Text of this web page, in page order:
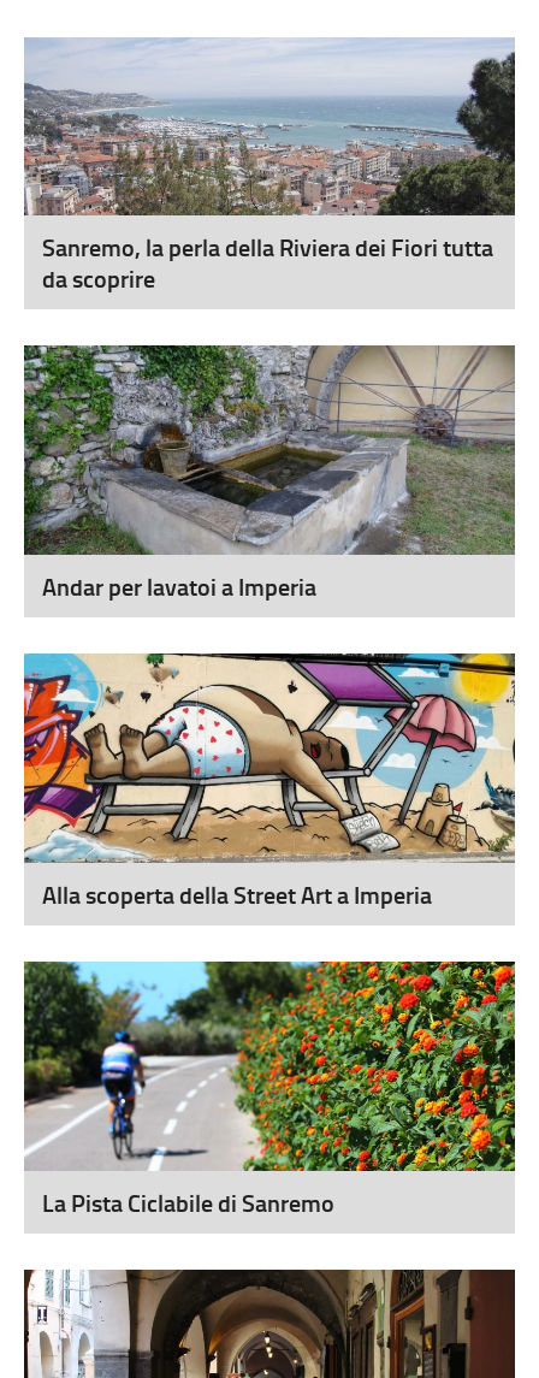
Sanremo, la perla della Riviera dei Fiori tutta
da scoprire
Andar per lavatoi a Imperia
Alla scoperta della Street Art a Imperia
La Pista Ciclabile di Sanremo